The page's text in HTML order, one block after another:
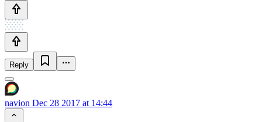
Reply
navion Dec 28 2017 at 14:44